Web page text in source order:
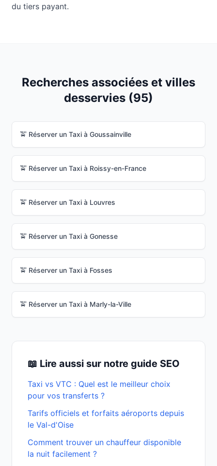
du tiers payant.
Recherches associées et villes
desservies (95)
🚖 Réserver un Taxi à Goussainville
🚖 Réserver un Taxi à Roissy-en-France
🚖 Réserver un Taxi à Louvres
🚖 Réserver un Taxi à Gonesse
🚖 Réserver un Taxi à Fosses
🚖 Réserver un Taxi à Marly-la-Ville
📖 Lire aussi sur notre guide SEO
Taxi vs VTC : Quel est le meilleur choix
pour vos transferts ?
Tarifs officiels et forfaits aéroports depuis
le Val-d'Oise
Comment trouver un chauffeur disponible
la nuit facilement ?